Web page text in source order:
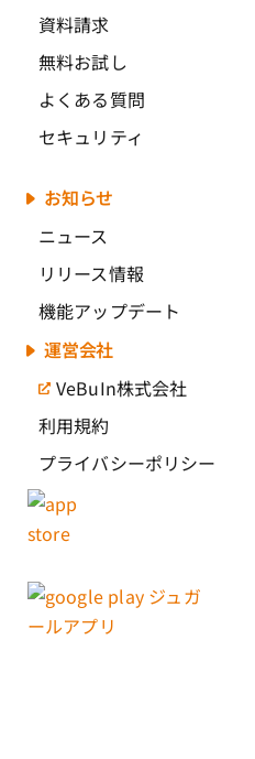
資料請求
無料お試し
よくある質問
セキュリティ
お知らせ
ニュース
リリース情報
機能アップデート
運営会社
VeBuIn株式会社
利用規約
プライバシーポリシー